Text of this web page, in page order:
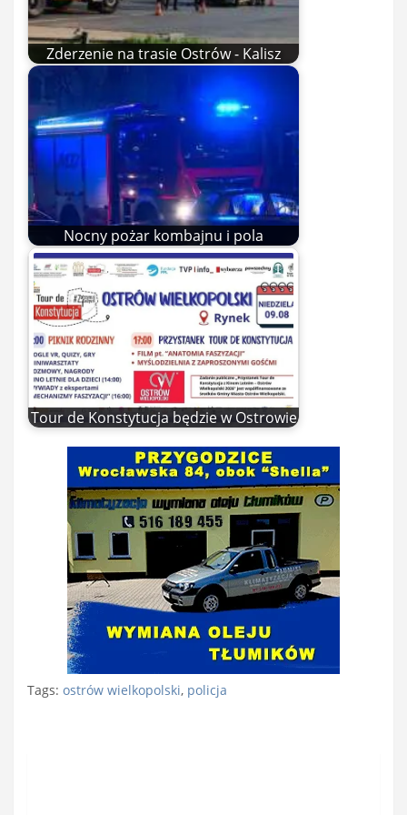
Zderzenie na trasie Ostrów - Kalisz
Nocny pożar kombajnu i pola
Tour de Konstytucja będzie w Ostrowie
Tags: ostrów wielkopolski, policja